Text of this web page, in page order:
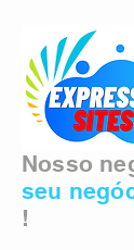
Nosso
seu
!